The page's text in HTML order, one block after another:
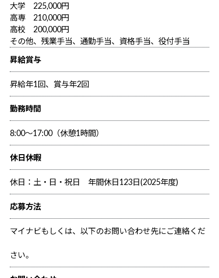
大学 225,000円
高専 210,000円
高校 200,000円
その他、残業手当、通勤手当、資格手当、役付手当
昇給賞与
昇給年1回、賞与年2回
勤務時間
8:00～17:00（休憩1時間）
休日休暇
休日：土・日・祝日 年間休日123日(2025年度)
応募方法
マイナビもしくは、以下のお問い合わせ先にご連絡くだ
さい。